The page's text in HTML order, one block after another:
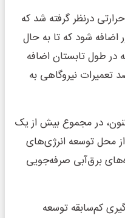
درنظر گرفته شد که
اضافه شود که تا به حال
در طول تابستان اضافه
همچنین بیش از ۹۹ درصد تعمیرات نیروگاهی به
در مجموع بیش از یک
سوخت از محل توسعه انرژی‌های
برق‌آبی صرفه‌جویی
کم‌سابقه توسعه